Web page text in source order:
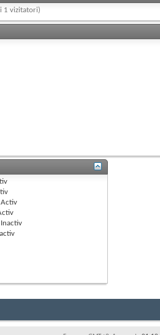
1 vizitatori)
Activ
Inactiv